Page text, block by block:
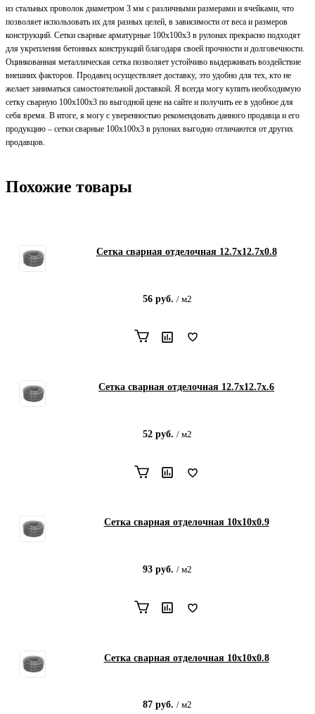
из стальных проволок диаметром 3 мм с различными размерами и ячейками, что
позволяет использовать их для разных целей, в зависимости от веса и размеров
конструкций. Сетки сварные арматурные 100х100х3 в рулонах прекрасно подходят
для укрепления бетонных конструкций благодаря своей прочности и долговечности.
Оцинкованная металлическая сетка позволяет устойчиво выдерживать воздействие
внешних факторов. Продавец осуществляет доставку, это удобно для тех, кто не
желает заниматься самостоятельной доставкой. Я всегда могу купить необходимую
сетку сварную 100х100х3 по выгодной цене на сайте и получить ее в удобное для
себя время. В итоге, я могу с уверенностью рекомендовать данного продавца и его
продукцию – сетки сварные 100х100х3 в рулонах выгодно отличаются от других
продавцов.
Похожие товары
Сетка сварная отделочная 12.7х12.7х0.8
56 руб. / м2
Сетка сварная отделочная 12.7х12.7х.6
52 руб. / м2
Сетка сварная отделочная 10х10х0.9
93 руб. / м2
Сетка сварная отделочная 10х10х0.8
87 руб. / м2